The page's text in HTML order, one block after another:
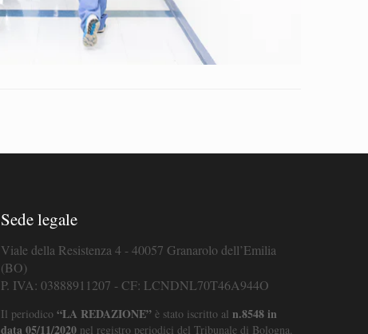
Sede legale
Viale della Resistenza 4 - 40057 Granarolo dell’Emilia
(BO)
P. IVA: 03888911207 - CF: LCNDNL70T46A944O
Il periodico “LA REDAZIONE”è stato iscritto al n.8548 in
data 05/11/2020nel registro periodici del Tribunale di Bologna.